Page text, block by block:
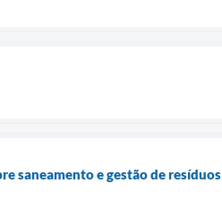
saneamento e gestão de resíduos